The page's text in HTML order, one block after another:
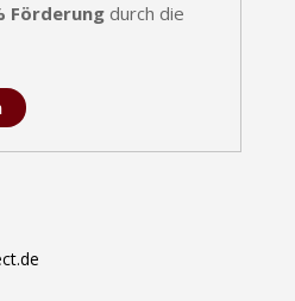
Förderungdurch die